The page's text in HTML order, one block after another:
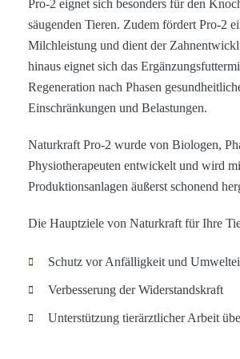
Pro-2 eignet sich besonders für den
säugenden Tieren. Zudem fördert Pro-2
Milchleistung und dient der
hinaus eignet sich das
Regeneration nach Phasen
Einschränkungen und Belastungen.
Naturkraft Pro-2 wurde von Biologen,
Physiotherapeuten entwickelt und wird
Produktionsanlagen äußerst schonend
Die Hauptziele von Naturkraft für Ihre
Schutz vor Anfälligkeit und
Verbesserung der Widerstandskraft
Unterstützung tierärztlicher Arbeit